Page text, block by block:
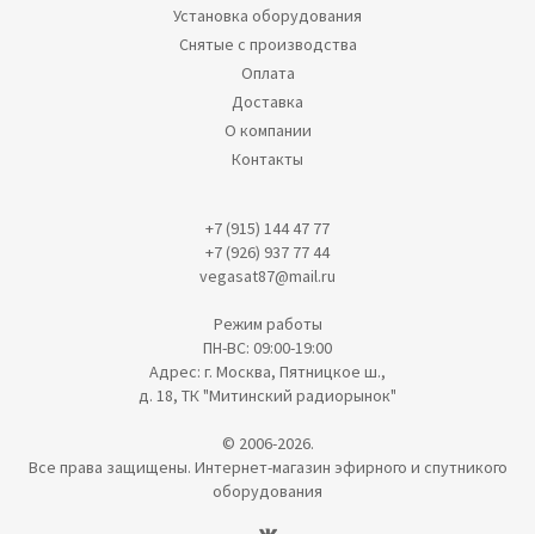
Установка оборудования
Снятые с производства
Оплата
Доставка
О компании
Контакты
+7 (915) 144 47 77
+7 (926) 937 77 44
vegasat87@mail.ru
Режим работы
ПН-ВС: 09:00-19:00
Адрес: г. Москва, Пятницкое ш.,
д. 18, ТК "Митинский радиорынок"
© 2006-2026.
Все права защищены. Интернет-магазин эфирного и спутникого
оборудования